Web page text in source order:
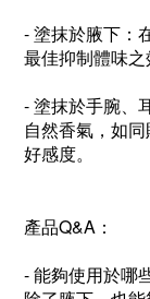
- 塗抹於腋下：
最佳抑制體味之
- 塗抹於手腕、
自然香氣，如
好感度。
產品Q&A：
- 能夠使用於哪